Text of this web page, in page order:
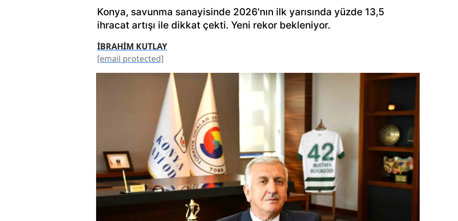
Konya, savunma sanayisinde 2026'nın ilk yarısında yüzde 13,5
ihracat artışı ile dikkat çekti. Yeni rekor bekleniyor.
İBRAHİM KUTLAY
[email protected]